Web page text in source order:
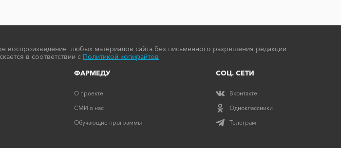
воспроизведение любых материалов сайта без письменного разрешения редакции
в соответствии с Политикой копирайтов
ФАРМЕДУ
О проекте
СМИ о нас
Обучающие программы
СОЦ. СЕТИ
Вконтакте
Одноклассники
Телеграм